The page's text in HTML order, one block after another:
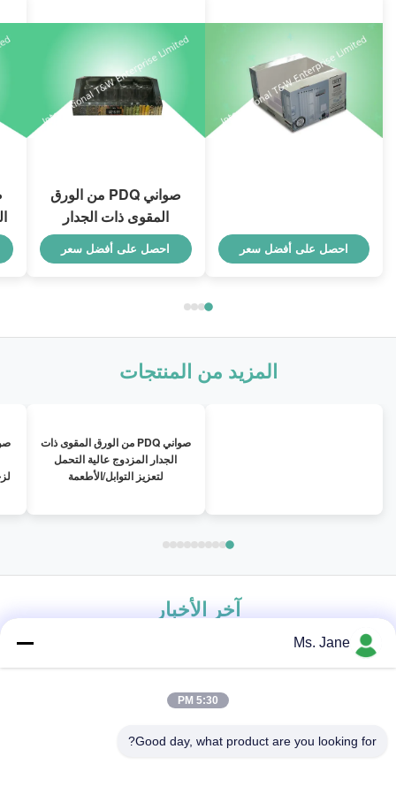
احصل على أفضل سعر
صواني PDQ من الورق
المقوى ذات الجدار
المزدوج عالية التحمل
لتعزيز التوابل/الأطعمة
احصل على أفضل سعر
المزيد من المنتجات
صواني PDQ من الورق المقوى ذات
الجدار المزدوج عالية التحمل
لتعزيز التوابل/الأطعمة
آخر الأخبار
Ms. Jane
5:30 PM
Good day, what product are you looking for?